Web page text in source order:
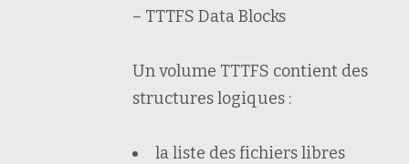
– TTTFS Data Blocks
Un volume TTTFS contient des
structures logiques :
la liste des fichiers libres